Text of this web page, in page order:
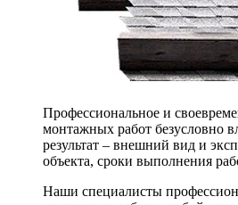
Профессиональное и
монтажных работ безусловно
результат – внешний вид и
объекта, сроки выполнения
Наши специалисты